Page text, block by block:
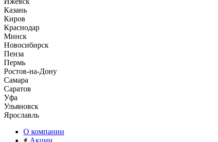
Казань
Киров
Краснодар
Минск
Новосибирск
Пенза
Пермь
Ростов-на-Дону
Самара
Саратов
Уфа
Ульяновск
Ярославль
О компании
Акции